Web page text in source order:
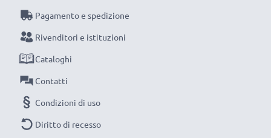
Marca:
Linea: Power Accu
Modello:Varta 56714
Formato / tipo:
Dimensioni (per batteria):
Tipo di cella:
Capacità:
Voltaggio:1.2V
Pagamento e spedizione
Rivenditori e istituzioni
Cataloghi
Contatti
Condizioni di uso
Diritto di recesso